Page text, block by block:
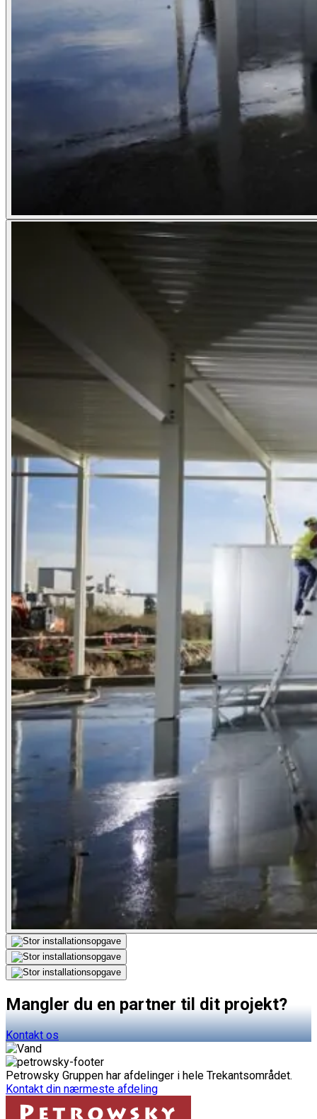
Mangler du en partner til dit projekt?
Kontakt os
Petrowsky Gruppen har afdelinger i hele Trekantsområdet.
Kontakt din nærmeste afdeling